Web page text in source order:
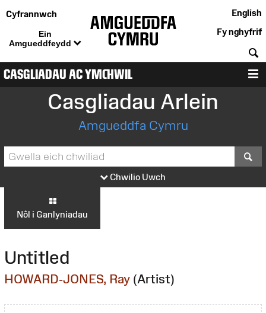
Cyfrannwch
Ein
Amgueddfeydd
English
Fy nghyfrif
CASGLIADAU AC YMCHWIL
Casgliadau Arlein
Amgueddfa Cymru
Chwilio Uwch
Nôl i Ganlyniadau
Untitled
HOWARD-JONES, Ray (Artist)